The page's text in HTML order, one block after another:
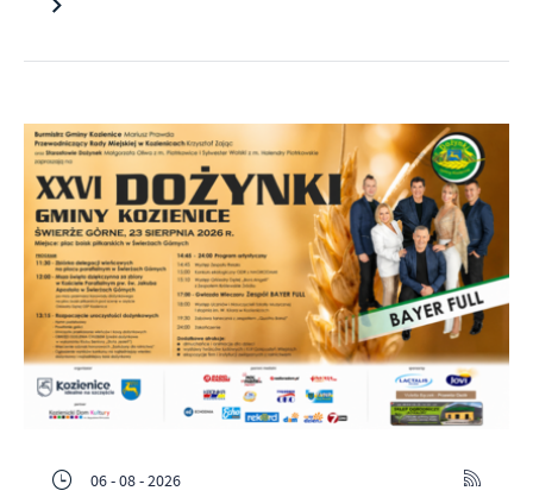
06 - 08 - 2026